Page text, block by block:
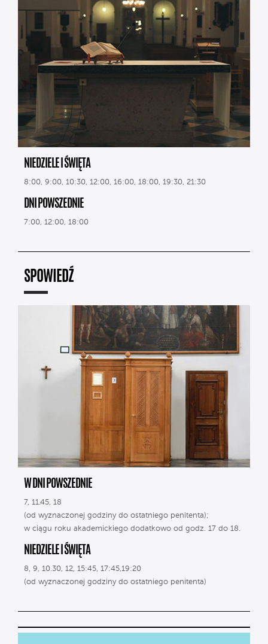
NIEDZIELE I ŚWIĘTA
8:00, 9:00, 10:30, 12:00, 16:00, 18:00, 19:30, 21:30
DNI POWSZEDNIE
7:00, 12:00, 18:00
SPOWIEDŹ
W DNI POWSZEDNIE
7, 11.45, 18
(od wyznaczonej godziny do ostatniego penitenta);
w ciągu roku akademickiego dodatkowo od godz. 17 do 18.
NIEDZIELE I ŚWIĘTA
8, 9, 10.30, 12, 15:45, 17:45,19:20
(od wyznaczonej godziny do ostatniego penitenta)